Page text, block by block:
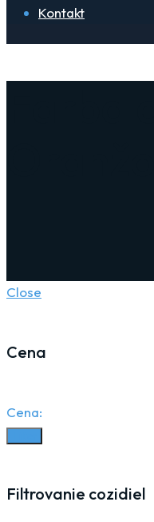
Kontakt
Close
Cena
Cena:
Filtrovanie cozidiel